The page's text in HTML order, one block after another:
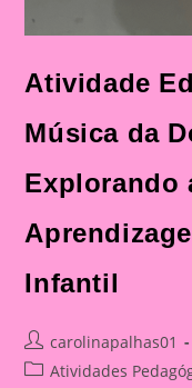
Atividade
Música da
Explorando
Infantil
Post
author:
carolinapalhas01
PostAtividades